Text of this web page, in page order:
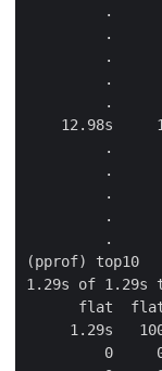
.
.
.
.
.
12.98s
.
.
.
.
.
(pprof) top10
1.29s of 1.29s
flat
1.29s
0